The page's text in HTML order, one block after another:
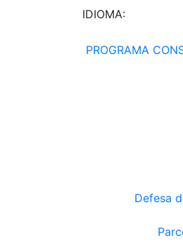
IDIOMA:
PROGRAMA
Defesa